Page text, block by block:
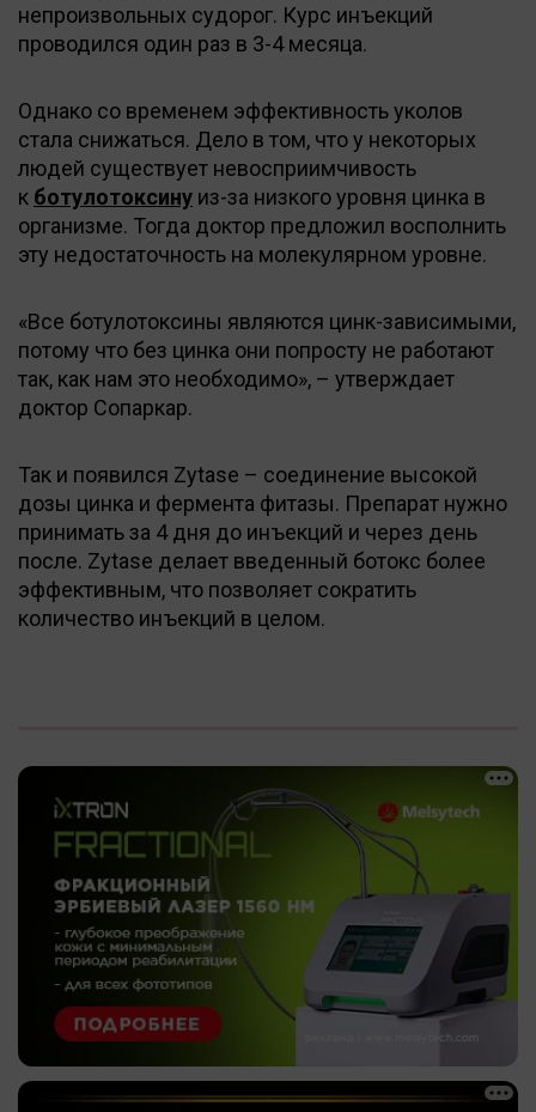
непроизвольных судорог. Курс инъекций
проводился один раз в 3-4 месяца.
Однако со временем эффективность уколов
стала снижаться. Дело в том, что у некоторых
людей существует невосприимчивость
к ботулотоксину из-за низкого уровня цинка в
организме. Тогда доктор предложил восполнить
эту недостаточность на молекулярном уровне.
«Все ботулотоксины являются цинк-зависимыми,
потому что без цинка они попросту не работают
так, как нам это необходимо», – утверждает
доктор Сопаркар.
Так и появился Zytase – соединение высокой
дозы цинка и фермента фитазы. Препарат нужно
принимать за 4 дня до инъекций и через день
после. Zytase делает введенный ботокс более
эффективным, что позволяет сократить
количество инъекций в целом.